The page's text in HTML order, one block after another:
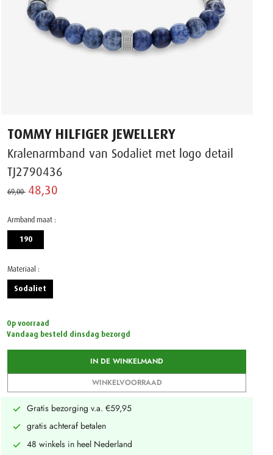
TOMMY HILFIGER JEWELLERY
Kralenarmband van Sodaliet met logo detail
TJ2790436
69,00 ‌ 48,30 ‌
Armband maat :
190
Materiaal :
Sodaliet
Op voorraad
Vandaag besteld dinsdag bezorgd
IN DE WINKELMAND
WINKELVOORRAAD
Gratis bezorging v.a. €59,95
gratis achteraf betalen
48 winkels in heel Nederland